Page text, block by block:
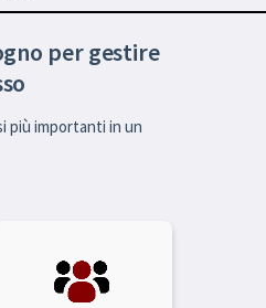
per gestire
più importanti in un